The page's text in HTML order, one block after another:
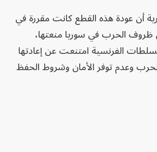
أن عودة هذه القطع كانت مقررة في
ولكن ‏ظروف الحرب في سوريا ‏منعتها،
الفرنسية امتنعت عن إعادتها
وعدم توفر ‏الأمان وشروط الحفظ